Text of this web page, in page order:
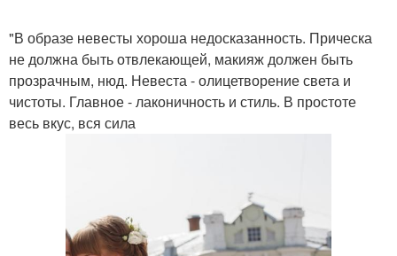
"В образе невесты хороша недосказанность. Прическа
не должна быть отвлекающей, макияж должен быть
прозрачным, нюд. Невеста - олицетворение света и
чистоты. Главное - лаконичность и стиль. В простоте
весь вкус, вся сила